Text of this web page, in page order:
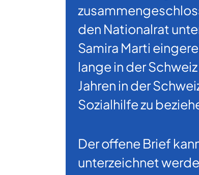
den Nationalrat
Samira Marti
lange in der
Jahren in der
Sozialhilfe zu
Der offene Brief
unterzeichnet